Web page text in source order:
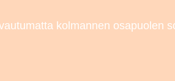
kolmannen osapuolen